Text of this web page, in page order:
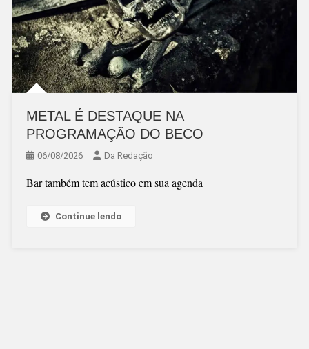
METAL É DESTAQUE NA
PROGRAMAÇÃO DO BECO
06/08/2026 Da Redação
Bar também tem acústico em sua agenda
Continue lendo